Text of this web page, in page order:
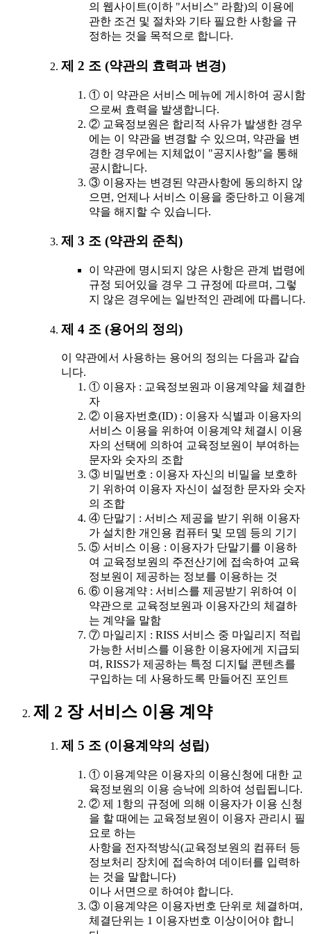
의 웹사이트(이하 "서비스" 라함)의 이용에
관한 조건 및 절차와 기타 필요한 사항을 규
정하는 것을 목적으로 합니다.
제 2 조 (약관의 효력과 변경)
① 이 약관은 서비스 메뉴에 게시하여 공시함
으로써 효력을 발생합니다.
② 교육정보원은 합리적 사유가 발생한 경우
에는 이 약관을 변경할 수 있으며, 약관을 변
경한 경우에는 지체없이 "공지사항"을 통해
공시합니다.
③ 이용자는 변경된 약관사항에 동의하지 않
으면, 언제나 서비스 이용을 중단하고 이용계
약을 해지할 수 있습니다.
제 3 조 (약관외 준칙)
이 약관에 명시되지 않은 사항은 관계 법령에
규정 되어있을 경우 그 규정에 따르며, 그렇
지 않은 경우에는 일반적인 관례에 따릅니다.
제 4 조 (용어의 정의)
이 약관에서 사용하는 용어의 정의는 다음과 같습
니다.
① 이용자 : 교육정보원과 이용계약을 체결한
자
② 이용자번호(ID) : 이용자 식별과 이용자의
서비스 이용을 위하여 이용계약 체결시 이용
자의 선택에 의하여 교육정보원이 부여하는
문자와 숫자의 조합
③ 비밀번호 : 이용자 자신의 비밀을 보호하
기 위하여 이용자 자신이 설정한 문자와 숫자
의 조합
④ 단말기 : 서비스 제공을 받기 위해 이용자
가 설치한 개인용 컴퓨터 및 모뎀 등의 기기
⑤ 서비스 이용 : 이용자가 단말기를 이용하
여 교육정보원의 주전산기에 접속하여 교육
정보원이 제공하는 정보를 이용하는 것
⑥ 이용계약 : 서비스를 제공받기 위하여 이
약관으로 교육정보원과 이용자간의 체결하
는 계약을 말함
⑦ 마일리지 : RISS 서비스 중 마일리지 적립
가능한 서비스를 이용한 이용자에게 지급되
며, RISS가 제공하는 특정 디지털 콘텐츠를
구입하는 데 사용하도록 만들어진 포인트
제 2 장 서비스 이용 계약
제 5 조 (이용계약의 성립)
① 이용계약은 이용자의 이용신청에 대한 교
육정보원의 이용 승낙에 의하여 성립됩니다.
② 제 1항의 규정에 의해 이용자가 이용 신청
을 할 때에는 교육정보원이 이용자 관리시 필
요로 하는
사항을 전자적방식(교육정보원의 컴퓨터 등
정보처리 장치에 접속하여 데이터를 입력하
는 것을 말합니다)
이나 서면으로 하여야 합니다.
③ 이용계약은 이용자번호 단위로 체결하며,
체결단위는 1 이용자번호 이상이어야 합니